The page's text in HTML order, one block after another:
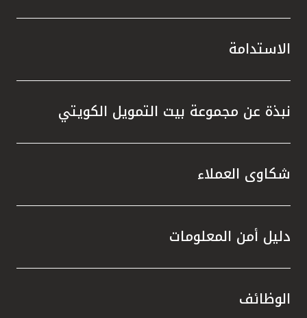
الاستدامة
نبذة عن مجموعة بيت التمويل الكويتي
شكاوى العملاء
دليل أمن المعلومات
الوظائف